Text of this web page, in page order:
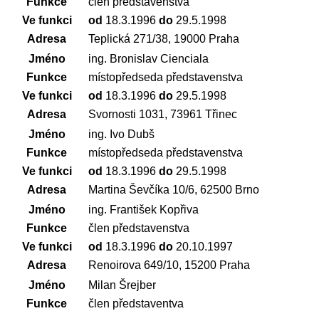
Ve funkci
od 18.3.1996 do29.5.1998
Adresa
Teplická 271/38, 19000 Praha
Jméno
ing. Bronislav Cienciala
Funkce
místopředseda představenstva
Ve funkci
od 18.3.1996 do29.5.1998
Adresa
Svornosti 1031, 73961 Třinec
Jméno
ing. Ivo Dubš
Funkce
místopředseda představenstva
Ve funkci
od 18.3.1996 do29.5.1998
Adresa
Martina Ševčíka 10/6, 62500 Brno
Jméno
ing. František Kopřiva
Funkce
člen představenstva
Ve funkci
od 18.3.1996 do20.10.1997
Adresa
Renoirova 649/10, 15200 Praha
Jméno
Milan Šrejber
Funkce
člen představentva